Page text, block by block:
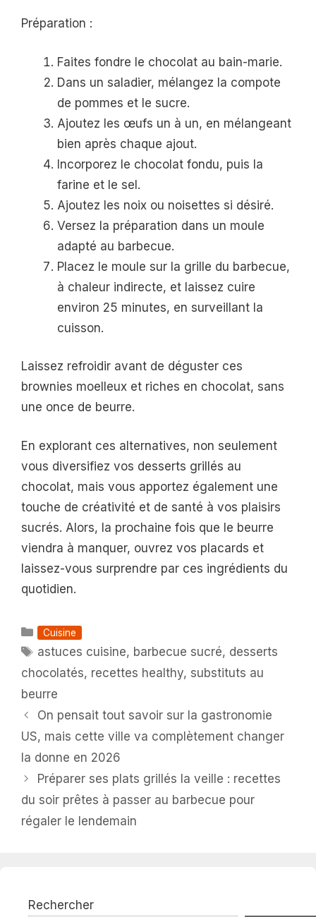
Préparation :
Faites fondre le chocolat au bain-marie.
Dans un saladier, mélangez la compote
de pommes et le sucre.
Ajoutez les œufs un à un, en mélangeant
bien après chaque ajout.
Incorporez le chocolat fondu, puis la
farine et le sel.
Ajoutez les noix ou noisettes si désiré.
Versez la préparation dans un moule
adapté au barbecue.
Placez le moule sur la grille du barbecue,
à chaleur indirecte, et laissez cuire
environ 25 minutes, en surveillant la
cuisson.
Laissez refroidir avant de déguster ces
brownies moelleux et riches en chocolat, sans
une once de beurre.
En explorant ces alternatives, non seulement
vous diversifiez vos desserts grillés au
chocolat, mais vous apportez également une
touche de créativité et de santé à vos plaisirs
sucrés. Alors, la prochaine fois que le beurre
viendra à manquer, ouvrez vos placards et
laissez-vous surprendre par ces ingrédients du
quotidien.
Catégories
Cuisine
Étiquettes
astuces cuisine, barbecue sucré, desserts
chocolatés, recettes healthy, substituts au
beurre
On pensait tout savoir sur la gastronomie
US, mais cette ville va complètement changer
la donne en 2026
Préparer ses plats grillés la veille : recettes
du soir prêtes à passer au barbecue pour
régaler le lendemain
Rechercher